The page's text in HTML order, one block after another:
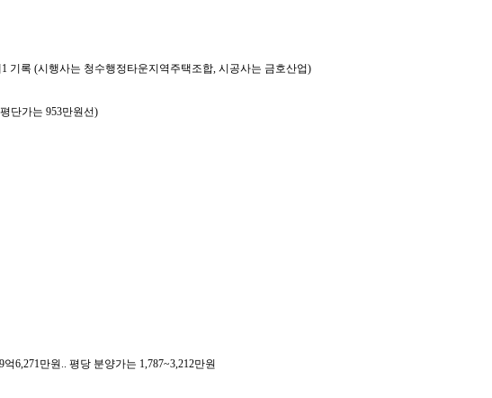
기록 (시행사는 청수행정타운지역주택조합, 시공사는 금호산업)
단가는 953만원선)
6,271만원.. 평당 분양가는 1,787~3,212만원